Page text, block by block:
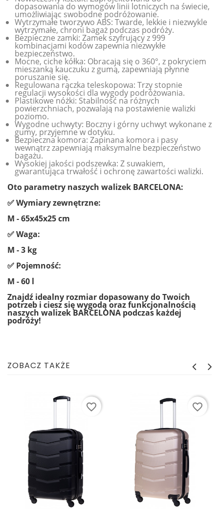
dopasowania do wymogów linii lotniczych na świecie,
umożliwiając swobodne podróżowanie.
Wytrzymałe tworzywo ABS: Twarde, lekkie i niezwykle
wytrzymałe, chroni bagaż podczas podróży.
Bezpieczne zamki: Zamek szyfrujący z 999
kombinacjami kodów zapewnia niezwykłe
bezpieczeństwo.
Mocne, ciche kółka: Obracają się o 360°, z pokryciem
mieszanką kauczuku z gumą, zapewniają płynne
poruszanie się.
Regulowana rączka teleskopowa: Trzy stopnie
regulacji wysokości dla wygody podróżowania.
Plastikowe nóżki: Stabilność na różnych
powierzchniach, pozwalają na postawienie walizki
poziomo.
Wygodne uchwyty: Boczny i górny uchwyt wykonane z
gumy, przyjemne w dotyku.
Bezpieczna komora: Zapinana komora i pasy
wewnątrz zapewniają maksymalne bezpieczeństwo
bagażu.
Wysokiej jakości podszewka: Z suwakiem,
gwarantująca trwałość i ochronę zawartości walizki.
Oto parametry naszych walizek BARCELONA:
✅ Wymiary zewnętrzne:
M - 65x45x25 cm
✅ Waga:
M - 3 kg
✅ Pojemność:
M - 60 l
Znajdź idealny rozmiar dopasowany do Twoich
potrzeb i ciesz się wygodą orazfunkcjonalnością
naszych walizek BARCELONA podczas każdej
podróży!
ZOBACZ TAKŻE
favorite_border favorite_border